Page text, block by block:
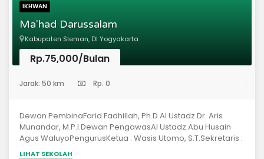
IKHWAN
Ma'had Darussalam
Kabupaten Sleman, DI Yogyakarta
Rp.75,000/Bulan
Jarak: 50 km Rp. 0
Dewan PembinaFarid Fadhillah, Ph.D.Al Ustadz Dr. Aris
Munandar, M.P.I.Dewan PengawasAl Ustadz Abu Husain
Agus WaluyoPengurusKetua : Wasis Utomo, S.T.Sekretaris :
Al Farisi, S.T.Bendahara : Herbi Yuliantoro, S.Si.
LIHAT SEKOLAH